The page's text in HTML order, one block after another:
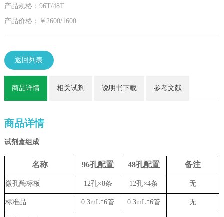
产品规格：96T/48T
产品价格：￥2600/1600
返回列表
商品详情 相关试剂 说明书下载 参考文献
商品详情
试剂盒组成
名称 96孔配置 48孔配置 备注
微孔酶标板 12孔×8条 12孔×4条 无
标准品 0.3mL*6管 0.3mL*6管 无